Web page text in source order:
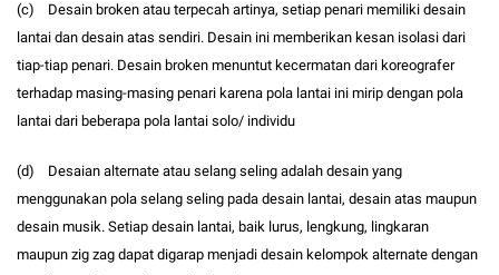
(c) Desain broken atau terpecah artinya, setiap penari memiliki desain
lantai dan desain atas sendiri. Desain ini memberikan kesan isolasi dari
tiap-tiap penari. Desain broken menuntut kecermatan dari koreografer
terhadap masing-masing penari karena pola lantai ini mirip dengan pola
lantai dari beberapa pola lantai solo/ individu
(d) Desaian alternate atau selang seling adalah desain yang
menggunakan pola selang seling pada desain lantai, desain atas maupun
desain musik. Setiap desain lantai, baik lurus, lengkung, lingkaran
maupun zig zag dapat digarap menjadi desain kelompok alternate dengan